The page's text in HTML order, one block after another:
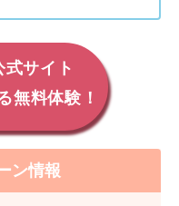
サイト
無料体験！
ン情報